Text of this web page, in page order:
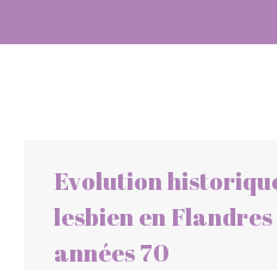
Evolution
lesbien en
années 70